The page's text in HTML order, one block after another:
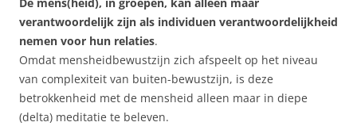
verantwoordelijk zijn als individuen verantwoordelijkheid
nemen voor hun relaties.
Omdat mensheidbewustzijn zich afspeelt op het niveau
van complexiteit van buiten-bewustzijn, is deze
betrokkenheid met de mensheid alleen maar in diepe
(delta) meditatie te beleven.